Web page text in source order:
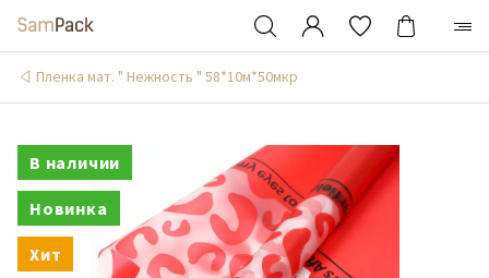
Пленка мат. " Нежность " 58*10м*50мкр
В наличии
Новинка
Хит